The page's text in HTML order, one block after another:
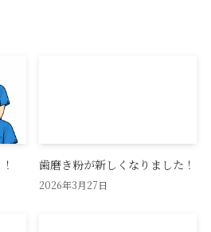
歯磨き粉が新しくなりました！
2026年3月27日